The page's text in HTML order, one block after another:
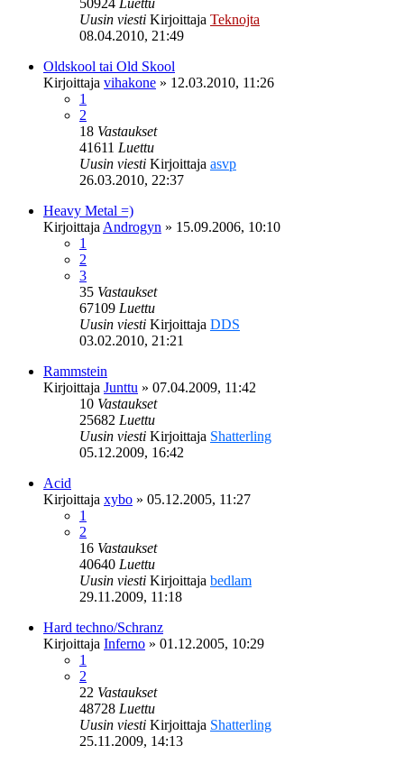
Uusin viesti Kirjoittaja Teknojta
08.04.2010, 21:49
Oldskool tai Old Skool
Kirjoittaja vihakone » 12.03.2010, 11:26
1
2
18 Vastaukset
41611 Luettu
Uusin viesti Kirjoittaja asvp
26.03.2010, 22:37
Heavy Metal =)
Kirjoittaja Androgyn » 15.09.2006, 10:10
1
2
3
35 Vastaukset
67109 Luettu
Uusin viesti Kirjoittaja DDS
03.02.2010, 21:21
Rammstein
Kirjoittaja Junttu » 07.04.2009, 11:42
10 Vastaukset
25682 Luettu
Uusin viesti Kirjoittaja Shatterling
05.12.2009, 16:42
Acid
Kirjoittaja xybo » 05.12.2005, 11:27
1
2
16 Vastaukset
40640 Luettu
Uusin viesti Kirjoittaja bedlam
29.11.2009, 11:18
Hard techno/Schranz
Kirjoittaja Inferno » 01.12.2005, 10:29
1
2
22 Vastaukset
48728 Luettu
Uusin viesti Kirjoittaja Shatterling
25.11.2009, 14:13